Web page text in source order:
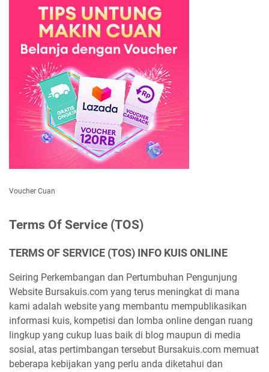
Voucher Cuan
Terms Of Service (TOS)
TERMS OF SERVICE (TOS) INFO KUIS ONLINE
Seiring Perkembangan dan Pertumbuhan Pengunjung
Website Bursakuis.com yang terus meningkat di mana
kami adalah website yang membantu mempublikasikan
informasi kuis, kompetisi dan lomba online dengan ruang
lingkup yang cukup luas baik di blog maupun di media
sosial, atas pertimbangan tersebut Bursakuis.com memuat
beberapa kebijakan yang perlu anda diketahui dan